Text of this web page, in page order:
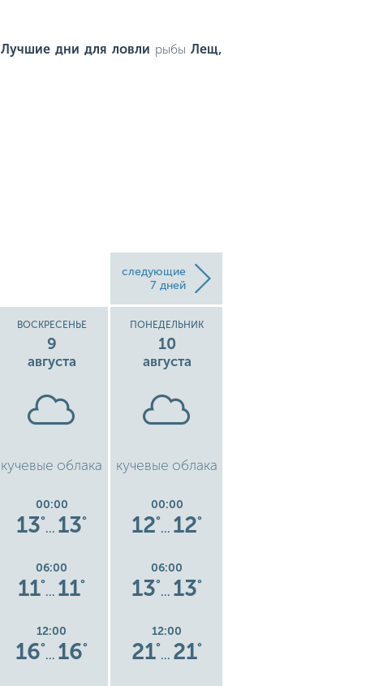
Лучшие дни для ловли рыбыЛещ,
следующие
7 дней
ВОСКРЕСЕНЬЕ
9
августа
кучевые облака
00:00
13°
… 13°
06:00
11°
… 11°
12:00
16°
… 16°
ПОНЕДЕЛЬНИК
10
августа
кучевые облака
00:00
12°
… 12°
06:00
13°
… 13°
12:00
21°
… 21°